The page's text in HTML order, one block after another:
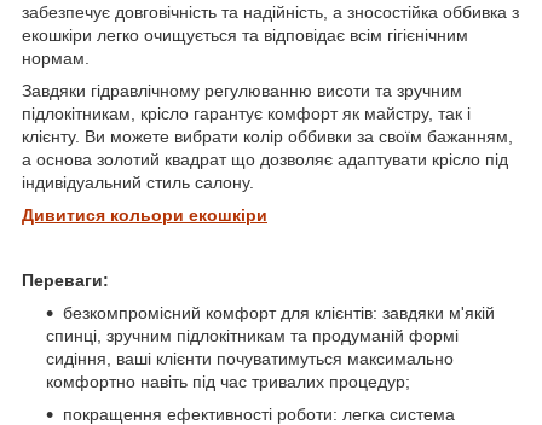
забезпечує довговічність та надійність, а зносостійка оббивка з
екошкіри легко очищується та відповідає всім гігієнічним
нормам.
Завдяки гідравлічному регулюванню висоти та зручним
підлокітникам, крісло гарантує комфорт як майстру, так і
клієнту. Ви можете вибрати колір оббивки за своїм бажанням,
а основа золотий квадрат що дозволяє адаптувати крісло під
індивідуальний стиль салону.
Дивитися кольори екошкіри
Переваги:
безкомпромісний комфорт для клієнтів: завдяки м'якій
спинці, зручним підлокітникам та продуманій формі
сидіння, ваші клієнти почуватимуться максимально
комфортно навіть під час тривалих процедур;
покращення ефективності роботи: легка система